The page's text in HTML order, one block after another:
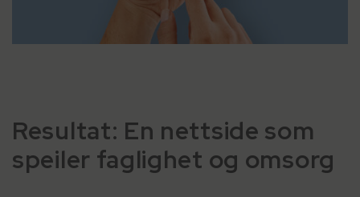
Resultat: En nettside som
speiler faglighet og omsorg